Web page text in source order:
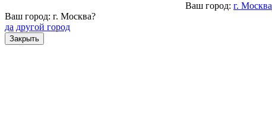
Ваш город: г. Москва
Ваш город: г. Москва?
да другой город
Закрыть